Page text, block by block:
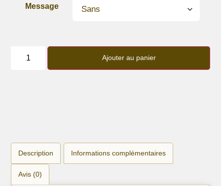
Message
Bracelet
Ajouter au panier
Description Informations complémentaires
Avis (0)